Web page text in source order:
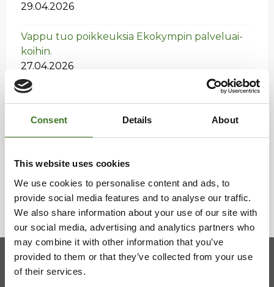
Consent Details About
This website uses cookies
We use cookies to personalise content and ads, to
provide social media features and to analyse our traffic.
We also share information about your use of our site with
our social media, advertising and analytics partners who
may combine it with other information that you’ve
provided to them or that they’ve collected from your use
of their services.
29.04.2026
Vappu tuo poik­keuk­sia Eko­kym­pin pal­ve­luai­
koi­hin.
27.04.2026
Risu-Mat­ti­la on avat­tu!
Vaa­lan ha­ra­voin­ti­jät­tei­den vas­taan­ot­to­paik­ka
27.03.2026
Kainuun jätehuollon kuntayhtymä